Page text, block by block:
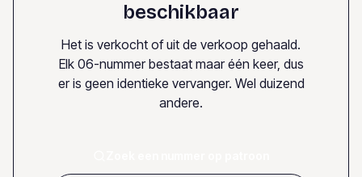
beschikbaar
Het is verkocht of uit de verkoop gehaald.
Elk 06-nummer bestaat maar één keer, dus
er is geen identieke vervanger. Wel duizend
andere.